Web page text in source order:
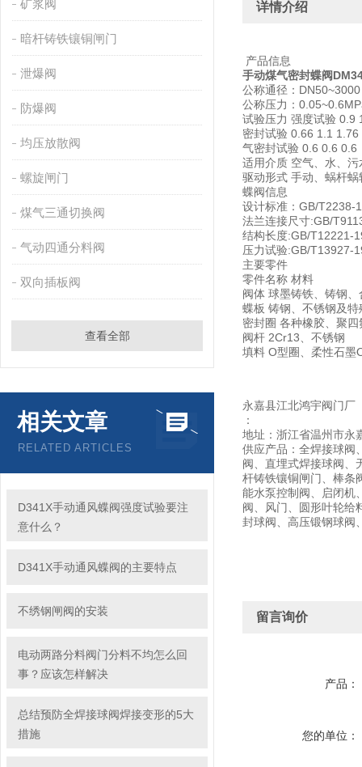
矿浆阀
暗杆铸铁镶铜闸门
泄爆阀
防爆阀
均压放散阀
螺旋闸门
煤气三通切换阀
气动四通分料阀
双向插板阀
查看全部
相关文章
RELATED ARTICLES
D341X手动通风蝶阀强度试验要注
意什么？
D341X手动通风蝶阀的主要特点
不绣钢闸阀的安装
电动两路分料阀门分料不均怎么回
事？应该怎样解决
总结预防全焊接球阀焊接变形的5大
措施
详情介绍
产品信息
手动煤气密封蝶阀
公称通径：DN50~3000
公称压力：
试验压力 强度试验 0.9
密封试验 0.66 1.1 1.76
气密封试验 0.6 0.6 0.6
适用介质 空气、水、
驱动形式 手动、蜗杆
蝶阀信息
设计标准：GB/T2238-
法兰连接尺寸:GB/
结构长度:GB/T12221-
压力试验:GB/T13927-
主要零件
零件名称 材料
阀体 球墨铸铁、铸钢
蝶板 铸钢、不锈钢及特
密封圈 各种橡胶、聚四
阀杆 2Cr13、不锈钢
填料 O型圈、柔性石墨
永嘉县江北鸿宇阀门厂
：
地址：浙江省温州市永
供应产品：全焊接球阀
阀、直埋式焊接球阀、
杆铸铁镶铜闸门、棒条
能水泵控制阀、启闭机
阀、风门、圆形叶轮给
封球阀、高压锻钢球阀
留言询价
产品：
您的单位：